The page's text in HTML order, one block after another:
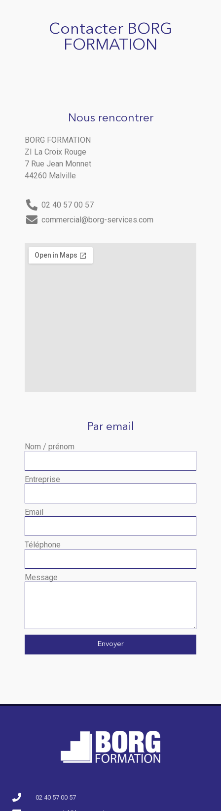
Contacter BORG
FORMATION
Nous rencontrer
BORG FORMATION
ZI La Croix Rouge
7 Rue Jean Monnet
44260 Malville
02 40 57 00 57
commercial@borg-services.com
Par email
Nom / prénom
Entreprise
Email
Téléphone
Message
Envoyer
02 40 57 00 57​